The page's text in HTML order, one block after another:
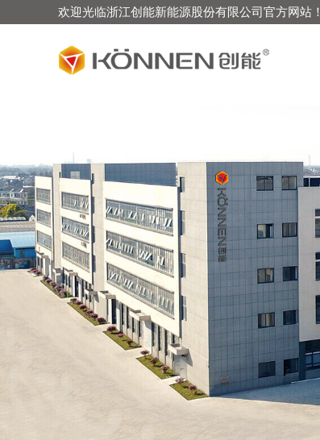
欢迎光临浙江创能新能源股份有限公司官方网站！